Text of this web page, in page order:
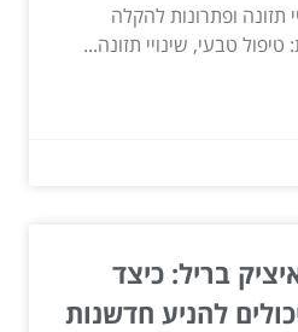
תזונה ופתרונות להקלה
טבעי, שינויי תזונה...
בריל: כיצד
להניע חדשנות